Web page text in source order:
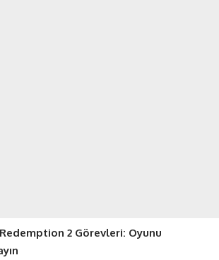
2 Görevleri: Oyunu